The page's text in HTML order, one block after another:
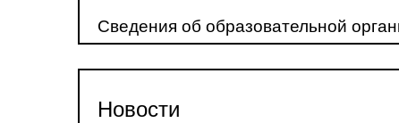
Сведения об образовательной
Новости